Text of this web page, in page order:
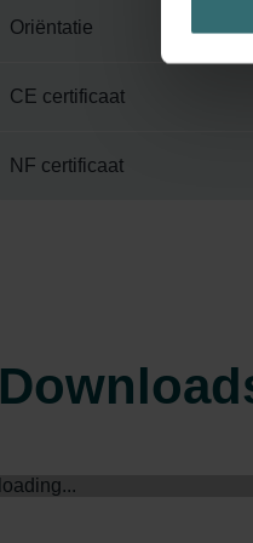
Oriëntatie
CE certificaat
NF certificaat
loading...